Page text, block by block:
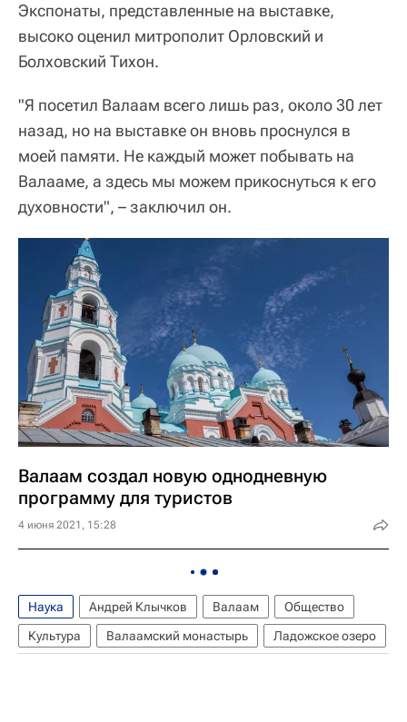
Экспонаты, представленные на выставке,
высоко оценил митрополит Орловский и
Болховский Тихон.
"Я посетил Валаам всего лишь раз, около 30 лет
назад, но на выставке он вновь проснулся в
моей памяти. Не каждый может побывать на
Валааме, а здесь мы можем прикоснуться к его
духовности", – заключил он.
Валаам создал новую однодневную
программу для туристов
4 июня 2021, 15:28
Наука Андрей Клычков Валаам
Общество
Культура
Валаамский монастырь Ладожское озеро